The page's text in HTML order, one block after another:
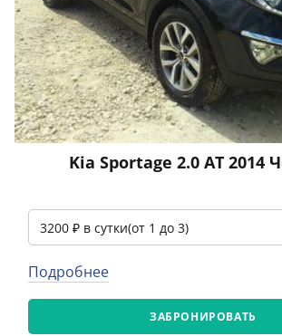
Kia Sportage 2.0 АТ 2014
Подробнее
ЗАБРОНИРОВАТЬ